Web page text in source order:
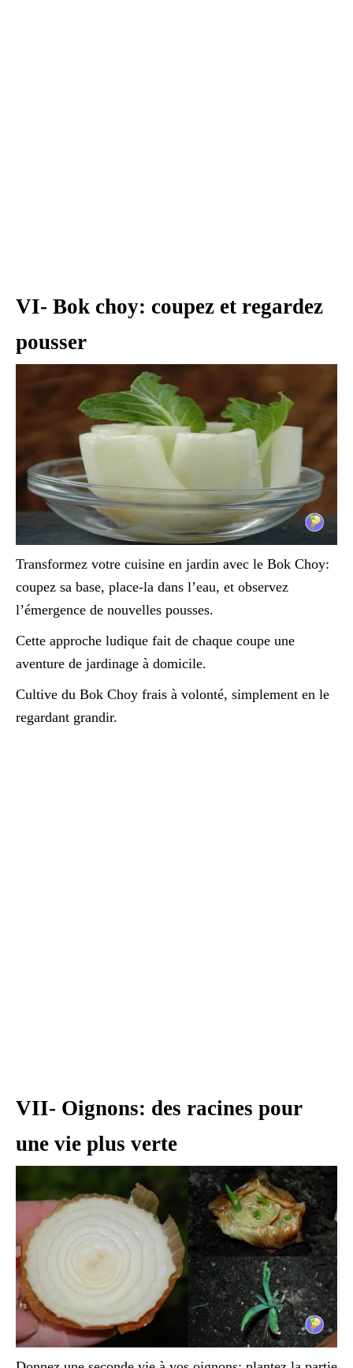
VI- Bok choy: coupez et regardez
pousser
Transformez votre cuisine en jardin avec le Bok Choy:
coupez sa base, place-la dans l’eau, et observez
l’émergence de nouvelles pousses.
Cette approche ludique fait de chaque coupe une
aventure de jardinage à domicile.
Cultive du Bok Choy frais à volonté, simplement en le
regardant grandir.
VII- Oignons: des racines pour
une vie plus verte